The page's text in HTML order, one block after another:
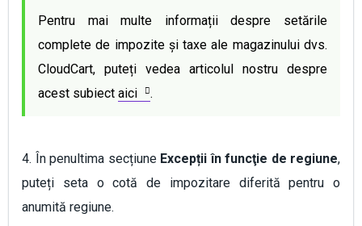
Pentru mai multe informații despre setările
complete de impozite și taxe ale magazinului dvs.
CloudCart, puteți vedea articolul nostru despre
acest subiect aici .
4. În penultima secțiune Excepții în funcţie de regiune,
puteți seta o cotă de impozitare diferită pentru o
anumită regiune.